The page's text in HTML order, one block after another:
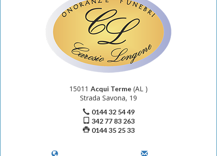
15011 Acqui Terme (AL )
Strada Savona, 19
0144 32 54 49
342 77 83 263
0144 35 25 33